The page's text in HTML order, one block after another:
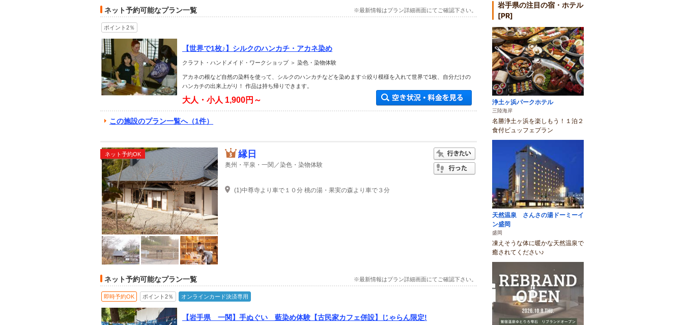
ネット予約可能なプラン一覧 ※最新情報はプラン詳細画面にてご確認下さい。
ポイント2％
【世界で1枚♪】シルクのハンカチ・アカネ染め
クラフト・ハンドメイド・ワークショップ ＞ 染色・染物体験
アカネの根など自然の染料を使って、シルクのハンカチなどを染めます☆絞り模様を入れて世界で1枚、自分だけの
ハンカチの出来上がり！ 作品は持ち帰りできます。
大人・小人 1,900円～
空き状況・料金を見る
この施設のプラン一覧へ（1件）
ネット予約OK 縁日
奥州・平泉・一関／染色・染物体験
(1)中尊寺より車で１０分 桃の湯・果実の森より車で３分
ネット予約可能なプラン一覧 ※最新情報はプラン詳細画面にてご確認下さい。
即時予約OK ポイント2％ オンラインカード決済専用
【岩手県 一関】手ぬぐい 藍染め体験【古民家カフェ併設】じゃらん限定!
岩手県の注目の宿・ホテル
[PR]
浄土ヶ浜パークホテル
三陸海岸
名勝浄土ヶ浜を楽しもう！１泊２
食付ビュッフェプラン
天然温泉 さんさの湯ドーミーイ
ン盛岡
盛岡
凍えそうな体に暖かな天然温泉で
癒されてください♪